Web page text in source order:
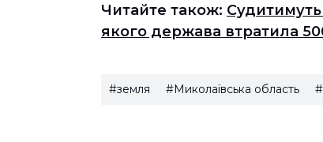
Читайте також:
якого держава втратила
#земля #Миколаївська область